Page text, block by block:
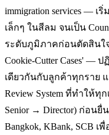
immigration services —
เล็กๆ ในสีลม จนเป็น
ระดับภูมิภาคก่อนตัดสินใ
Cookie-Cutter Cases' —
เดียวกันกับลูกค้าทุกราย
Review System ที่ทำให้ทุ
Senior → Director) ก่อนยื่
Bangkok, KBank, SCB เ